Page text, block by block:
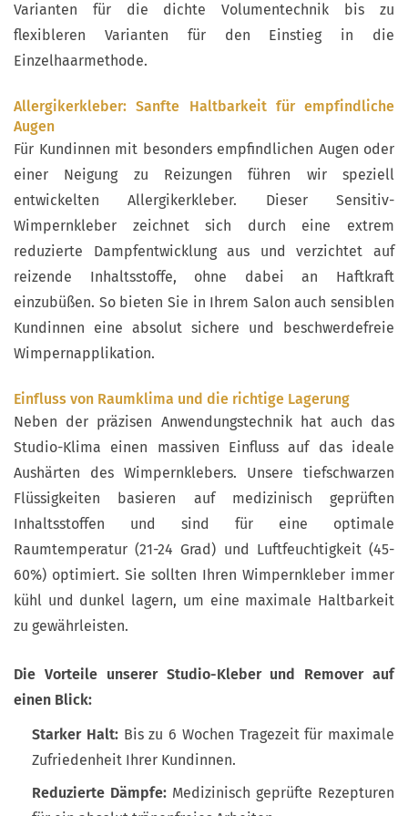
Varianten für die dichte Volumentechnik bis zu
flexibleren Varianten für den Einstieg in die
Einzelhaarmethode.
Allergikerkleber: Sanfte Haltbarkeit für empfindliche
Augen
Für Kundinnen mit besonders empfindlichen Augen oder
einer Neigung zu Reizungen führen wir speziell
entwickelten Allergikerkleber. Dieser Sensitiv-
Wimpernkleber zeichnet sich durch eine extrem
reduzierte Dampfentwicklung aus und verzichtet auf
reizende Inhaltsstoffe, ohne dabei an Haftkraft
einzubüßen. So bieten Sie in Ihrem Salon auch sensiblen
Kundinnen eine absolut sichere und beschwerdefreie
Wimpernapplikation.
Einfluss von Raumklima und die richtige Lagerung
Neben der präzisen Anwendungstechnik hat auch das
Studio-Klima einen massiven Einfluss auf das ideale
Aushärten des Wimpernklebers. Unsere tiefschwarzen
Flüssigkeiten basieren auf medizinisch geprüften
Inhaltsstoffen und sind für eine optimale
Raumtemperatur (21-24 Grad) und Luftfeuchtigkeit (45-
60%) optimiert. Sie sollten Ihren Wimpernkleber immer
kühl und dunkel lagern, um eine maximale Haltbarkeit
zu gewährleisten.
Die Vorteile unserer Studio-Kleber und Remover auf
einen Blick:
Starker Halt:Bis zu 6 Wochen Tragezeit für maximale
Zufriedenheit Ihrer Kundinnen.
Reduzierte Dämpfe: Medizinisch geprüfte Rezepturen